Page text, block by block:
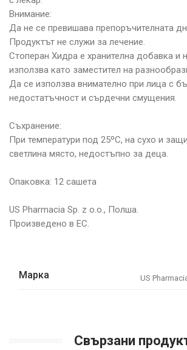
Внимание:
Да не се превишава препоръчителната
Продуктът не служи за лечение.
Стоперан Хидра е хранителна добавка и
използва като заместител на
Да се използва внимателно при лица с
недостатъчност и сърдечни смущения.
Съхранение:
При температури под 25ºС, на сухо и
светлина място, недостъпно за деца.
Опаковка: 12 сашета
US Pharmacia Sp. z o.o., Полша.
Произведено в ЕС.
Марка US
Свързани